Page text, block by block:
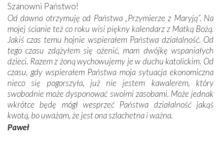
Szanowni Państwo!
Od dawna otrzymuję od Państwa „Przymierze z Maryją”. Na
mojej ścianie też co roku wisi piękny kalendarz z Matką Bożą.
Jakiś czas temu hojnie wspierałem Państwa działalność. Od
tego czasu zdążyłem się ożenić, mam dwójkę wspaniałych
dzieci. Razem z żoną wychowujemy je w duchu katolickim. Od
czasu, gdy wspierałem Państwa moja sytuacja ekonomiczna
nieco się pogorszyła, już nie jestem kawalerem, który
swobodnie może dysponować swoimi zasobami. Może jednak
wkrótce będę mógł wesprzeć Państwa działalność jakąś
kwotą, bo uważam, że jest ona szlachetna i ważna.
Paweł